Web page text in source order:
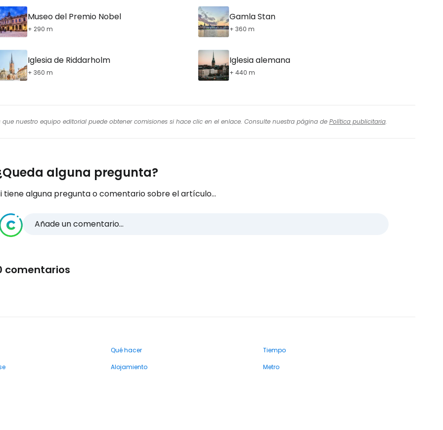
Museo del Premio Nobel
+ 290 m
Gamla Stan
+ 360 m
Iglesia de Riddarholm
+ 360 m
Iglesia alemana
+ 440 m
nuestro equipo editorial puede obtener comisiones si hace clic en el enlace. Consulte nuestra página de Política publicitaria.
alguna pregunta?
tiene alguna pregunta o comentario sobre el artículo...
Añade un comentario...
comentarios
Qué hacer
Tiempo
Alojamiento Metro